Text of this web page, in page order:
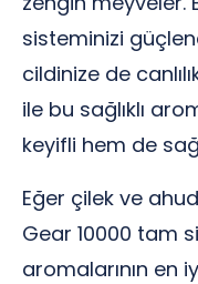
sisteminizi
cildinize de
ile bu sağlıklı
keyifli hem de
Eğer çilek ve
Gear 10000 tam
aromalarının en